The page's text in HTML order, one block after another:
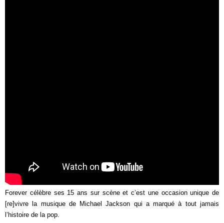
Forever célèbre ses 15 ans sur scène et c’est une occasion unique de
[re]vivre la musique de Michael Jackson qui a marqué à tout jamais
l’histoire de la pop.